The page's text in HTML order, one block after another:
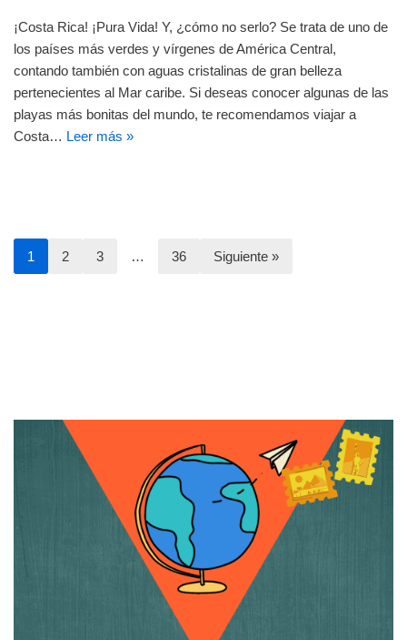
¡Costa Rica! ¡Pura Vida! Y, ¿cómo no serlo? Se trata de uno de
los países más verdes y vírgenes de América Central,
contando también con aguas cristalinas de gran belleza
pertenecientes al Mar caribe. Si deseas conocer algunas de las
playas más bonitas del mundo, te recomendamos viajar a
Costa… Leer más »
1 2 3 … 36 Siguiente »